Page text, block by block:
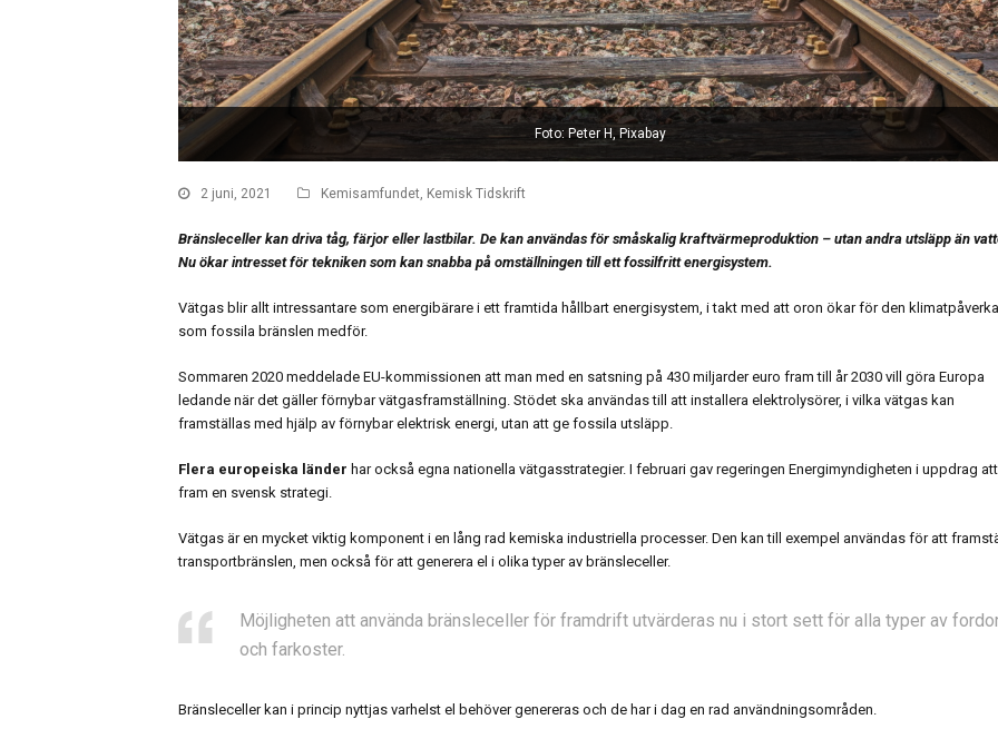
Foto: Peter H, Pixabay
2 juni, 2021 Kemisamfundet Kemisk Tidskrift
Bränsleceller kan driva tåg, färjor eller lastbilar. De kan användas för småskalig kraftvärmeproduktion – utan andra utsläpp än
Nu ökar intresset för tekniken som kan snabba på omställningen till ett fossilfritt energisystem.
Vätgas blir allt intressantare som energibärare i ett framtida hållbart energisystem, i takt med att oron ökar för den
som fossila bränslen medför.
Sommaren 2020 meddelade EU-kommissionen att man med en satsning på 430 miljarder euro fram till år 2030 vill göra Europa
ledande när det gäller förnybar vätgasframställning. Stödet ska användas till att installera elektrolysörer, i vilka vätgas kan
framställas med hjälp av förnybar elektrisk energi, utan att ge fossila utsläpp.
Flera europeiska länder har också egna nationella vätgasstrategier. I februari gav regeringen Energimyndigheten i uppdrag
fram en svensk strategi.
Vätgas är en mycket viktig komponent i en lång rad kemiska industriella processer. Den kan till exempel användas för att
transportbränslen, men också för att generera el i olika typer av bränsleceller.
Möjligheten att använda bränsleceller för framdrift utvärderas nu i stort sett för alla typer av
och farkoster.
Bränsleceller kan i princip nyttjas varhelst el behöver genereras och de har i dag en rad användningsområden.